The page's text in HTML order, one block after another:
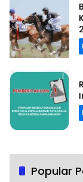
Popular